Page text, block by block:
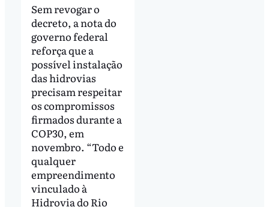
Sem revogar o
decreto, a nota do
governo federal
reforça que a
possível instalação
das hidrovias
precisam respeitar
os compromissos
firmados durante a
COP30, em
novembro. “Todo e
qualquer
empreendimento
vinculado à
Hidrovia do Rio